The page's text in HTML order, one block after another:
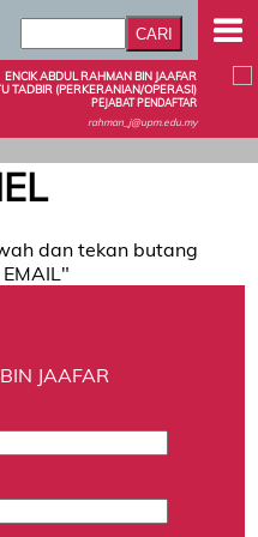
ENCIK ABDUL RAHMAN BIN JAAFAR
TADBIR (PERKERANIAN/OPERASI)
PEJABAT PENDAFTAR
rahman_j@upm.edu.my
dan tekan butang
JAAFAR